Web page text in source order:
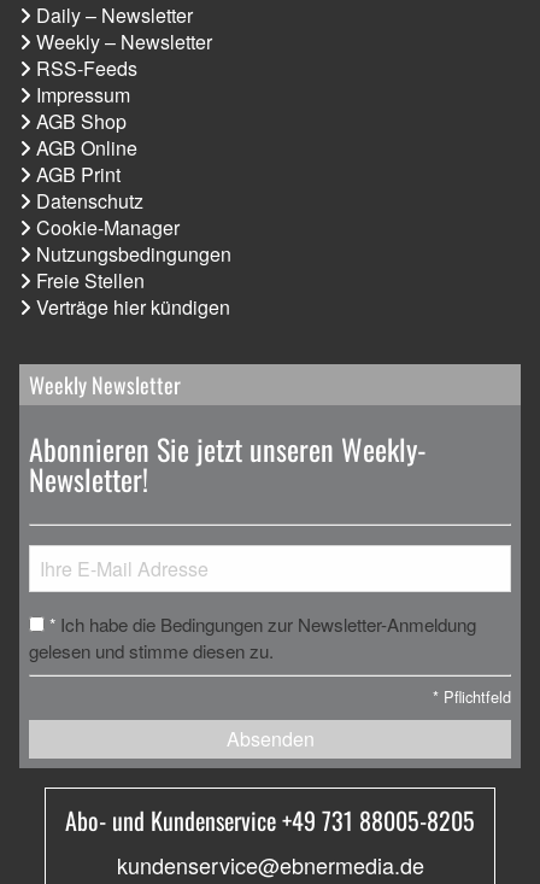
Daily – Newsletter
Weekly – Newsletter
RSS-Feeds
Impressum
AGB Shop
AGB Online
AGB Print
Datenschutz
Cookie-Manager
Nutzungsbedingungen
Freie Stellen
Verträge hier kündigen
Weekly Newsletter
Abonnieren Sie jetzt unseren Weekly-
Newsletter!
* Ich habe die Bedingungen zur Newsletter-Anmeldung
gelesen und stimme diesen zu.
* Pflichtfeld
Absenden
Abo- und Kundenservice +49 731 88005-8205
kundenservice@ebnermedia.de